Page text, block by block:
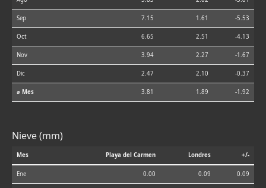
Sep 7.15 1.61 -5.53
Oct 6.65 2.51 -4.13
Nov 3.94 2.27 -1.67
Dic 2.47 2.10 -0.37
⌀ Mes 3.81 1.89 -1.92
Nieve (mm)
Mes Playa del Carmen Londres +/-
Ene 0.00 0.09 0.09